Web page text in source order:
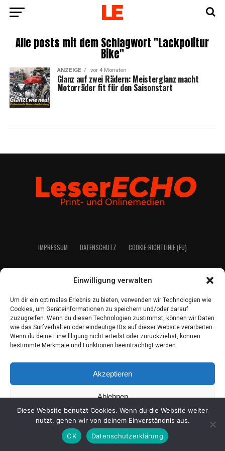
Einwilligung verwalten
Um dir ein optimales Erlebnis zu bieten, verwenden wir Technologien wie
Cookies, um Geräteinformationen zu speichern und/oder darauf
zuzugreifen. Wenn du diesen Technologien zustimmst, können wir Daten
wie das Surfverhalten oder eindeutige IDs auf dieser Website verarbeiten.
Wenn du deine Einwillligung nicht erteilst oder zurückziehst, können
bestimmte Merkmale und Funktionen beeinträchtigt werden.
Akzeptieren
Ablehnen
Einstellungen ansehen
Coo­kie-Richt­li­nieDaten­schutz Impres­sum
Alle posts mit dem Schlagwort "Lackpolitur
Bike"
ANZEIGE vor 4 Monaten
Glanz auf zwei Rädern: Meis­ter­glanz macht
Motor­rä­der fit für den Saisonstart
IMPRES­SUM DATEN­SCHUTZ COO­KIE-RICH­T­­LI­­NIE (EU)
2021 LeserEcho Verlag
Diese Website benutzt Cookies. Wenn du die Website weiter
nutzt, gehen wir von deinem Einverständnis aus.
OK
Datenschutzerklärung